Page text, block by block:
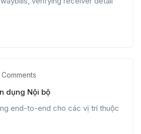
dụng Nội bộ
end-to-end cho các vị trí thuộc